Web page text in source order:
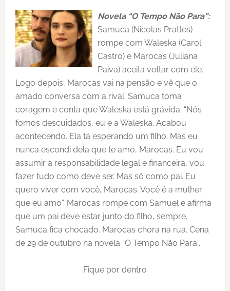
Novela “O Tempo Não Para”:
Samuca (Nicolas Prattes)
rompe com Waleska (Carol
Castro) e Marocas (Juliana
Paiva) aceita voltar com ele.
Logo depois, Marocas vai na pensão e vê que o
amado conversa com a rival. Samuca toma
coragem e conta que Waleska está grávida: “Nós
fomos descuidados, eu e a Waleska. Acabou
acontecendo. Ela tá esperando um filho. Mas eu
nunca escondi dela que te amo, Marocas. Eu vou
assumir a responsabilidade legal e financeira, vou
fazer tudo como deve ser. Mas só como pai. Eu
quero viver com você, Marocas. Você é a mulher
que eu amo”. Marocas rompe com Samuel e afirma
que um pai deve estar junto do filho, sempre.
Samuca fica chocado. Marocas chora na rua. Cena
de 29 de outubro na novela “O Tempo Não Para”.
Fique por dentro